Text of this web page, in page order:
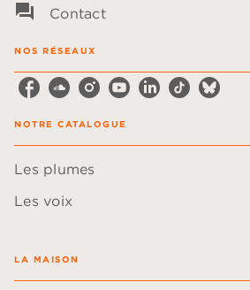
question_answer Contact
NOS RÉSEAUX
NOTRE CATALOGUE
Les plumes
Les voix
LA MAISON